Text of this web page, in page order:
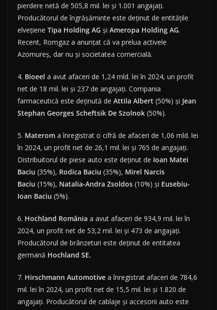
pierdere netă de 505,8 mil. lei și 1.001 angajați.
Producătorul de îngrășăminte este deținut de entitățile
elvețiene Tipa Holding AG și Ameropa Holding AG.
Recent, Romgaz a anunțat că va prelua activele
Azomureș, dar nu și societatea comercială.
4. Bioeel a avut afaceri de 1,24 mld. lei în 2024, un profit
net de 18 mil. lei și 237 de angajați. Compania
farmaceutică este deținută de Attila Albert (50%) și Jean
Stephan Georges Scheftsik De Szolnok (50%).
5. Materom a înregistrat o cifră de afaceri de 1,06 mld. lei
în 2024, un profit net de 26,1 mil. lei și 765 de angajați.
Distribuitorul de piese auto este deținut de Ioan Matei
Baciu (35%), Rodica Baciu (35%), Mirel Narcis
Baciu (15%), Natalia-Andra Zsoldos (10%) și Eusebiu-
Ioan Baciu (5%).
6. Hochland România a avut afaceri de 934,9 mil. lei în
2024, un profit net de 53,2 mil. lei și 473 de angajați.
Producătorul de brânzeturi este deținut de entitatea
germană Hochland SE.
7. Hirschmann Automotive a înregistrat afaceri de 784,6
mil. lei în 2024, un profit net de 15,5 mil. lei și 1.820 de
angajați. Producătorul de cablaje și accesorii auto este